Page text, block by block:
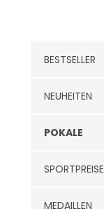
BESTSELLER
NEUHEITEN
POKALE
SPORTPREISE
MEDAILLEN